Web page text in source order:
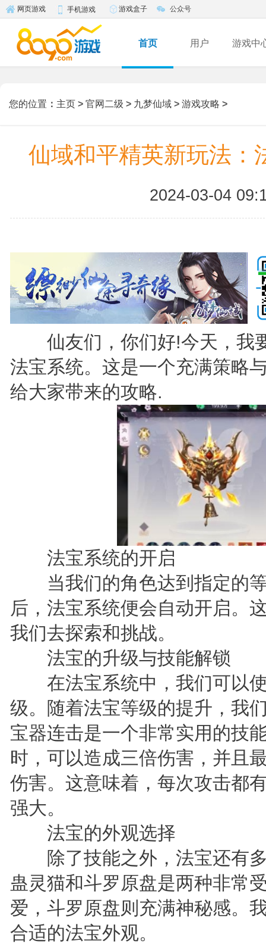
网页游戏 手机游戏 游戏盒子 公众号
首页 用户 游戏中
您的位置 ： 主页 > 官网二级 > 九梦仙域 > 游戏攻略 >
仙域和平精英新玩法：
2024-03-04
仙友们，你们好!今天，我
法宝系统。这是一个充满策略
给大家带来的攻略.
法宝系统的开启
当我们的角色达到指定的等
后，法宝系统便会自动开启。
我们去探索和挑战。
法宝的升级与技能解锁
在法宝系统中，我们可以使
级。随着法宝等级的提升，我
宝器连击是一个非常实用的技
时，可以造成三倍伤害，并且
伤害。这意味着，每次攻击都
强大。
法宝的外观选择
除了技能之外，法宝还有多
蛊灵猫和斗罗原盘是两种非常
爱，斗罗原盘则充满神秘感。
合适的法宝外观。